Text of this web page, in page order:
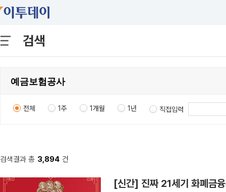
검색
전체 1주 1개월 1년 직접입력
검색결과 총 3,894 건
[신간] 진짜 21세기 화폐금